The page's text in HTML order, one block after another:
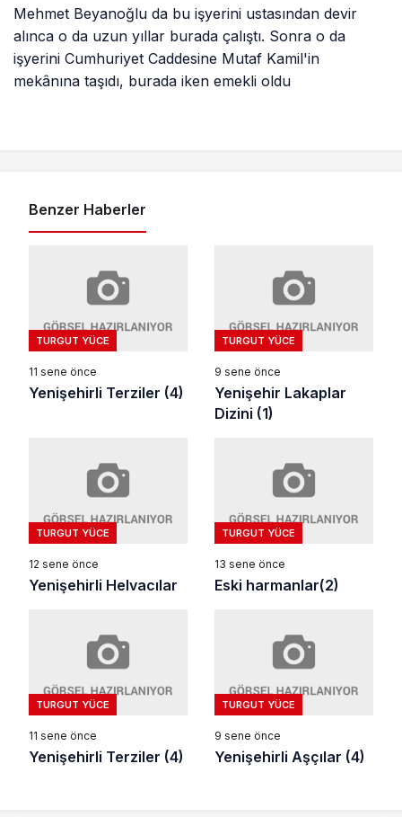
Mehmet Beyanoğlu da bu işyerini ustasından devir
alınca o da uzun yıllar burada çalıştı. Sonra o da
işyerini Cumhuriyet Caddesine Mutaf Kamil'in
mekânına taşıdı, burada iken emekli oldu
Benzer Haberler
TURGUT YÜCE
11 sene önce
Yenişehirli Terziler (4)
TURGUT YÜCE
9 sene önce
Yenişehir Lakaplar
Dizini (1)
TURGUT YÜCE
12 sene önce
Yenişehirli Helvacılar
TURGUT YÜCE
13 sene önce
Eski harmanlar(2)
TURGUT YÜCE
11 sene önce
Yenişehirli Terziler (4)
TURGUT YÜCE
9 sene önce
Yenişehirli Aşçılar (4)